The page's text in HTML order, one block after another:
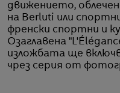
движението,
на Berluti или
френски спортни и
Озаглавена
изложбата ще
чрез серия от